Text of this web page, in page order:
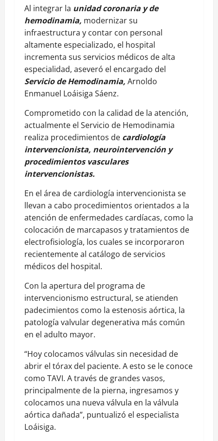
Al integrar la unidad coronaria y de
hemodinamia, modernizar su
infraestructura y contar con personal
altamente especializado, el hospital
incrementa sus servicios médicos de alta
especialidad, aseveró el encargado del
Servicio de Hemodinamia, Arnoldo
Enmanuel Loáisiga Sáenz.
Comprometido con la calidad de la atención,
actualmente el Servicio de Hemodinamia
realiza procedimientos de cardiología
intervencionista, neurointervención y
procedimientos vasculares
intervencionistas.
En el área de cardiología intervencionista se
llevan a cabo procedimientos orientados a la
atención de enfermedades cardíacas, como la
colocación de marcapasos y tratamientos de
electrofisiología, los cuales se incorporaron
recientemente al catálogo de servicios
médicos del hospital.
Con la apertura del programa de
intervencionismo estructural, se atienden
padecimientos como la estenosis aórtica, la
patología valvular degenerativa más común
en el adulto mayor.
“Hoy colocamos válvulas sin necesidad de
abrir el tórax del paciente. A esto se le conoce
como TAVI. A través de grandes vasos,
principalmente de la pierna, ingresamos y
colocamos una nueva válvula en la válvula
aórtica dañada”, puntualizó el especialista
Loáisiga.